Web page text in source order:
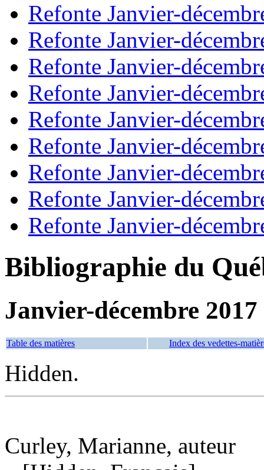
Refonte Janvier-
Refonte Janvier-
Refonte Janvier-
Refonte Janvier-
Refonte Janvier-
Refonte Janvier-
Refonte Janvier-
Refonte Janvier-
Refonte Janvier-
Bibliographie du
Janvier-décembre 2017
Table des matières Index des vedettes-
Hidden.
Curley, Marianne, auteur